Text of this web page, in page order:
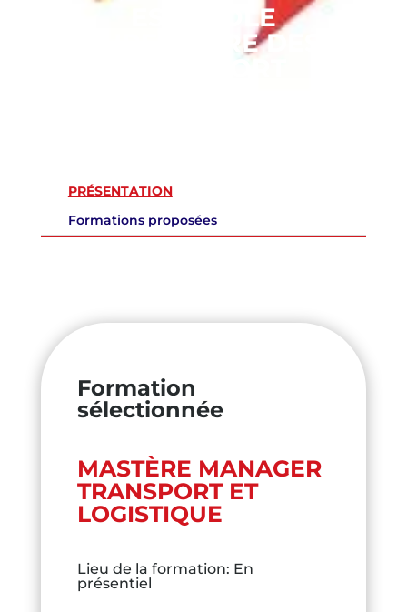
EST ECOLE
SUPERIEURE DES
PRÉSENTATION
Formations proposées
Formation
sélectionnée
MASTÈRE MANAGER
TRANSPORT ET
LOGISTIQUE
Lieu de la formation: En
présentiel